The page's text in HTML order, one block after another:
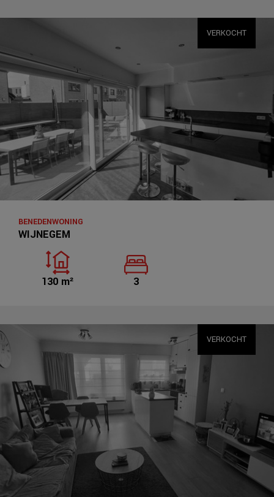
VERKOCHT
WIJNEGEM
BENEDENWONING
3
130 m²
VERKOCHT